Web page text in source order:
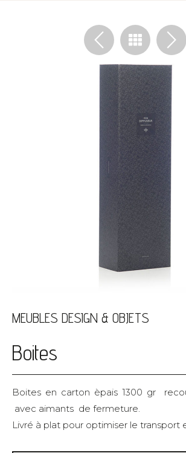
< >
MEUBLES DESIGN & OBJETS
Boites
Boites en carton èpais 1300 gr
avec aimants de fermeture.
Livré à plat pour optimiser le transport